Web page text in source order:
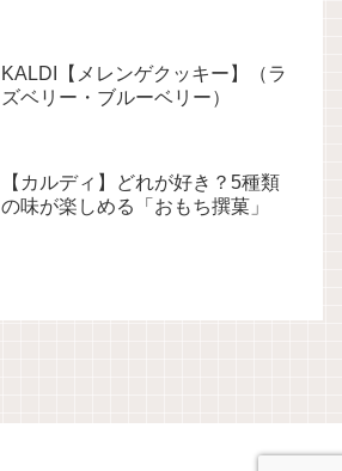
KALDI【メレンゲクッキー】（ラ
ズベリー・ブルーベリー）
【カルディ】どれが好き？5種類
の味が楽しめる「おもち撰菓」